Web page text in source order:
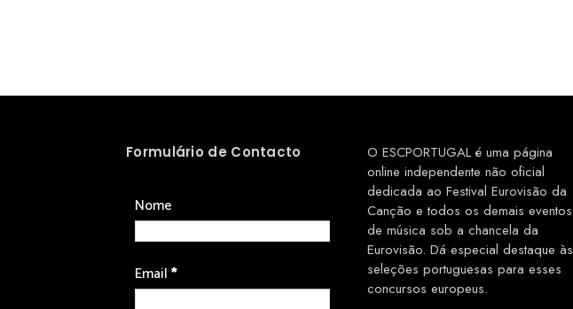
Formulário de Contacto
Nome
Email*
O ESCPORTUGAL é uma página
online independente não oficial
dedicada ao Festival Eurovisão da
Canção e todos os demais eventos
de música sob a chancela da
Eurovisão. Dá especial destaque às
seleções portuguesas para esses
concursos europeus.